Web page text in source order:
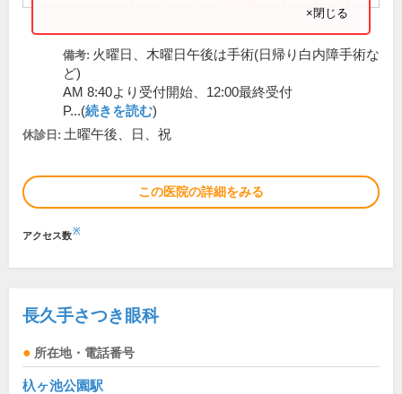
×閉じる
備考: 火曜日、木曜日午後は手術(日帰り白内障手術な
ど)
AM 8:40より受付開始、12:00最終受付
P...(続きを読む)
休診日: 土曜午後、日、祝
この医院の詳細をみる
アクセス数※
長久手さつき眼科
所在地・電話番号
杁ヶ池公園駅